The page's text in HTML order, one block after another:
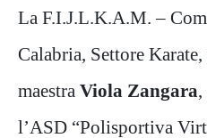
La F.I.J.L.K.A.M. –
Calabria, Settore
maestra Viola Zangara,
l’ASD “Polisportiva